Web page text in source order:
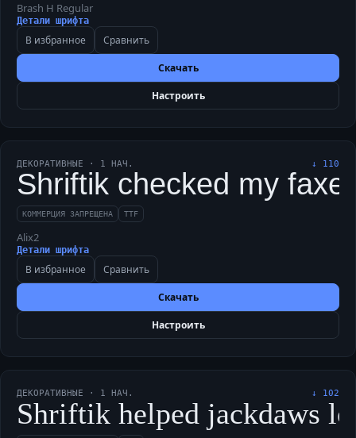
Brash H Regular
Детали шрифта
В избранное Сравнить
Скачать
Настроить
ДЕКОРАТИВНЫЕ · 1 НАЧ. ↓ 110
Shriftik checked my
КОММЕРЦИЯ ЗАПРЕЩЕНА TTF
Alix2
Детали шрифта
В избранное Сравнить
Скачать
Настроить
ДЕКОРАТИВНЫЕ · 1 НАЧ. ↓ 102
Shriftik helped jackdaws